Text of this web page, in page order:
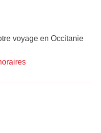
voyage en Occitanie